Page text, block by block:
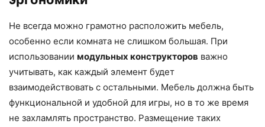
Не всегда можно грамотно расположить мебель,
особенно если комната не слишком большая. При
использовании модульных конструкторов важно
учитывать, как каждый элемент будет
взаимодействовать с остальными. Мебель должна быть
функциональной и удобной для игры, но в то же время
не захламлять пространство. Размещение таких